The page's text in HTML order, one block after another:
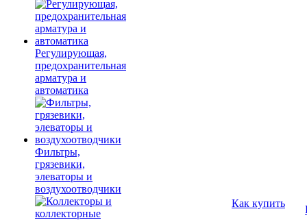
Регулирующая,
предохранительная
арматура и
автоматика
Фильтры,
грязевики,
элеваторы и
воздухоотводчики
Как купить